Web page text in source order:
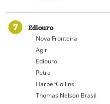
7 Ediouro
Nova Fronteira
Agir
Ediouro
Petra
HarperCollins
Thomas Nelson Brasil